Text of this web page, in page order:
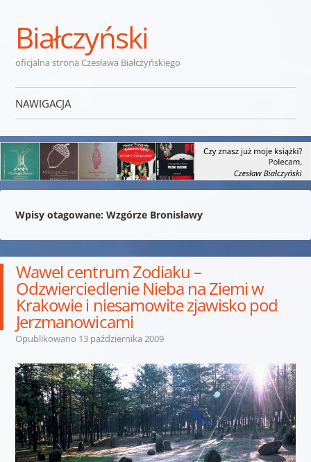
Białczyński
oficjalna strona Czesława Białczyńskiego
NAWIGACJA
Wpisy otagowane: Wzgórze Bronisławy
Wawel centrum Zodiaku –
Odzwierciedlenie Nieba na Ziemi w
Krakowie i niesamowite zjawisko pod
Jerzmanowicami
Opublikowano 13 października 2009